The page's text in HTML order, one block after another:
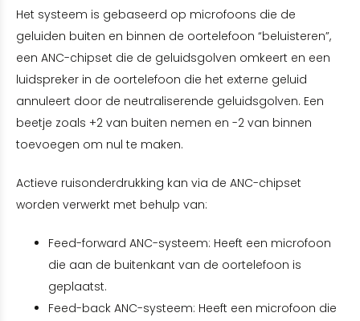
Het systeem is gebaseerd op microfoons die de
geluiden buiten en binnen de oortelefoon “beluisteren”,
een ANC-chipset die de geluidsgolven omkeert en een
luidspreker in de oortelefoon die het externe geluid
annuleert door de neutraliserende geluidsgolven. Een
beetje zoals +2 van buiten nemen en -2 van binnen
toevoegen om nul te maken.
Actieve ruisonderdrukking kan via de ANC-chipset
worden verwerkt met behulp van:
Feed-forward ANC-systeem: Heeft een microfoon
die aan de buitenkant van de oortelefoon is
geplaatst.
Feed-back ANC-systeem: Heeft een microfoon die